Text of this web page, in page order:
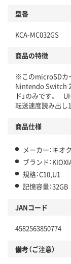
型番
KCA-MC032GS
商品の特徴
※このmicroSDカ
Nintendo Switch
ド」のみです。
転送速度読み出し
商品仕様
メーカー：キオ
ブランド：
規格：C10,U1
記憶容量：32GB
JANコード
4582563850774
備考（ご注意）